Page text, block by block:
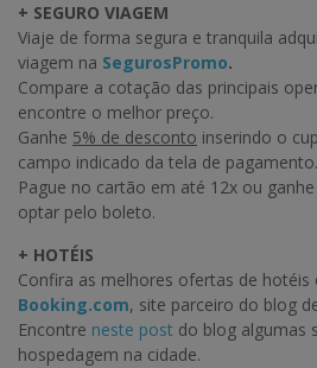
+ SEGURO VIAGEM
Viaje de forma segura e tranquila
viagem na SegurosPromo.
Compare a cotação das principais
encontre o melhor preço.
Ganhe 5% de desconto inserindo o
campo indicado da tela de pagamento.
Pague no cartão em até 12x ou ganhe
optar pelo boleto.
+ HOTÉIS
Confira as melhores ofertas de hotéis
Booking.com, site parceiro do blog
Encontre neste post do blog algumas
hospedagem na cidade.